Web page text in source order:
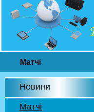
Матчі
Новини
Матчі